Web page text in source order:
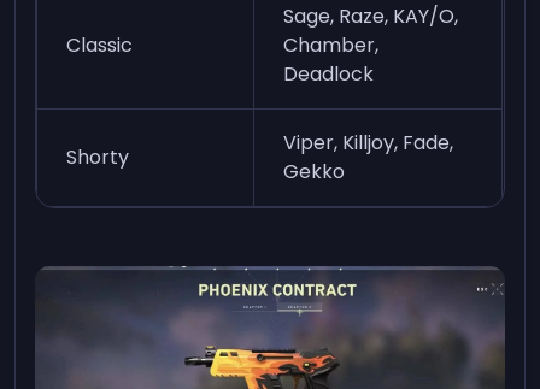
Classic
Sage, Raze, KAY/O,
Chamber,
Deadlock
Shorty
Viper, Killjoy, Fade,
Gekko